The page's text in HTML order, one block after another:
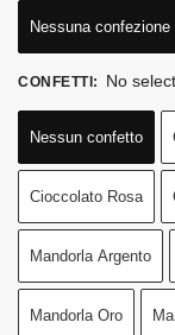
Nessuna confezione
CONFETTI: No
Nessun confetto
Cioccolato Rosa
Mandorla Argento
Mandorla Oro